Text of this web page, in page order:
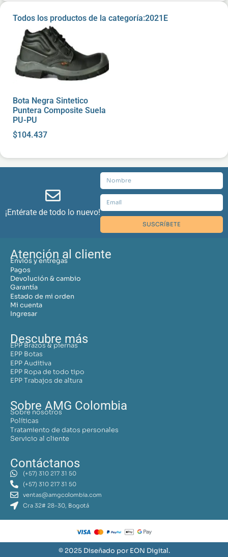
Todos los productos de la categoría:2021E
Bota Negra Sintetico
Puntera Composite Suela
PU-PU
$104.437
¡Entérate de todo lo nuevo!
SUSCRÍBETE
Atención al cliente
Envíos y entregas
Pagos
Devolución & cambio
Garantía
Estado de mi orden
Mi cuenta
Ingresar
Descubre más
EPP Brazos & piernas
EPP Botas
EPP Auditiva
EPP Ropa de todo tipo
EPP Trabajos de altura
Sobre AMG Colombia
Sobre nosotros
Políticas
Tratamiento de datos personales
Servicio al cliente
Contáctanos
(+57) 310 217 31 50
(+57) 310 217 31 50
ventas@amgcolombia.com
Cra 32# 28-30, Bogotá
© 2025 Diseñado por EON Digital.